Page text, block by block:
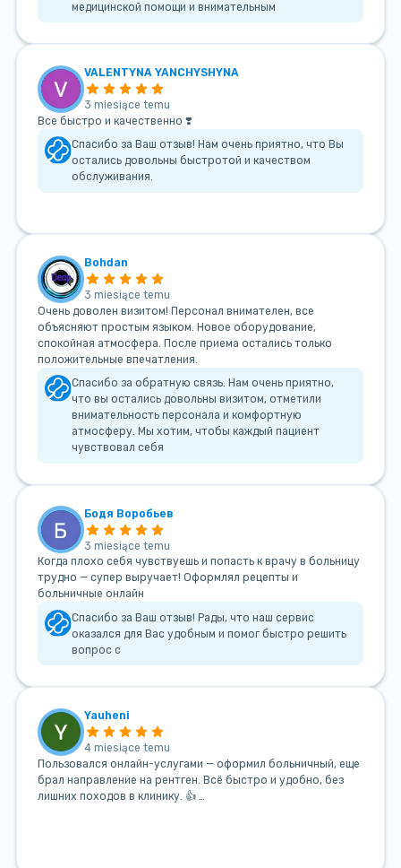
медицинской помощи и внимательным
VALENTYNA YANCHYSHYNA
3 miesiące temu
Все быстро и качественно ❣️
Спасибо за Ваш отзыв! Нам очень приятно, что Вы
остались довольны быстротой и качеством
обслуживания.
Bohdan
3 miesiące temu
Очень доволен визитом! Персонал внимателен, все
объясняют простым языком. Новое оборудование,
спокойная атмосфера. После приема остались только
положительные впечатления.
Спасибо за обратную связь. Нам очень приятно,
что вы остались довольны визитом, отметили
внимательность персонала и комфортную
атмосферу. Мы хотим, чтобы каждый пациент
чувствовал себя
Бодя Воробьев
3 miesiące temu
Когда плохо себя чувствуешь и попасть к врачу в больницу
трудно — супер выручает! Оформлял рецепты и
больничные онлайн
Спасибо за Ваш отзыв! Рады, что наш сервис
оказался для Вас удобным и помог быстро решить
вопрос с
Yauheni
4 miesiące temu
Пользовался онлайн-услугами — оформил больничный, еще
брал направление на рентген. Всё быстро и удобно, без
лишних походов в клинику. 👍 …